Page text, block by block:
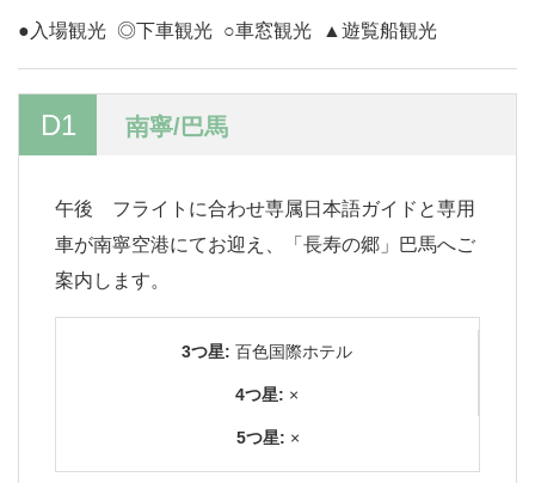
●入場観光 ◎下車観光 ○車窓観光 ▲遊覧船観光
D1 南寧/巴馬
午後 フライトに合わせ専属日本語ガイドと専用
車が南寧空港にてお迎え、「長寿の郷」巴馬へご
案内します。
3つ星: 百色国際ホテル
4つ星: ×
5つ星: ×